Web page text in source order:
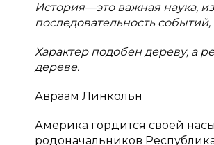
История—это важная наука,
последовательность
Характер подобен дереву, а
дереве.
Авраам Линкольн
Америка гордится своей
родоначальников